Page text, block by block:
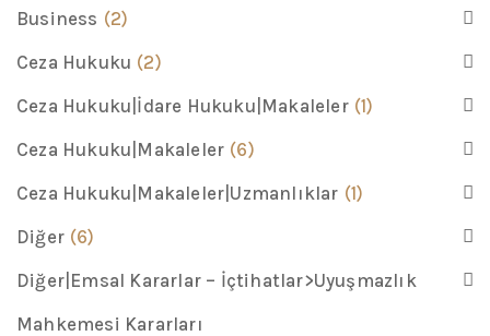
Business (2)
Ceza Hukuku (2)
Ceza Hukuku|İdare Hukuku|Makaleler (1)
Ceza Hukuku|Makaleler (6)
Ceza Hukuku|Makaleler|Uzmanlıklar (1)
Diğer (6)
Diğer|Emsal Kararlar – İçtihatlar>Uyuşmazlık
Mahkemesi Kararları